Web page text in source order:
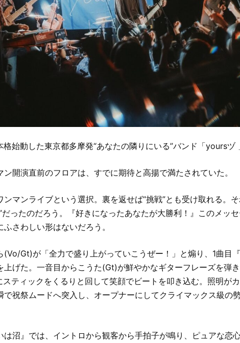
始動した東京都多摩発“あなたの隣りにいる”バンド「yoursヅ
ン開演直前のフロアは、すでに期待と高揚で満たされていた。
ンマンライブという選択。裏を返せば“挑戦”とも受け取れる。
だったのだろう。『好きになったあなたが大勝利！』このメッ
さわしい形はないだろう。
(Vo/Gt)が「全力で盛り上がっていこうぜー！」と煽り、1曲目
上げた。一音目からこうた(Gt)が鮮やかなギターフレーズを弾
ティックをくるりと回して笑顔でビートを叩き込む。照明が
で祝祭ムードへ突入し、オープナーにしてクライマックス級の
は沼』では、イントロから観客から手拍子が鳴り、ピュアな恋